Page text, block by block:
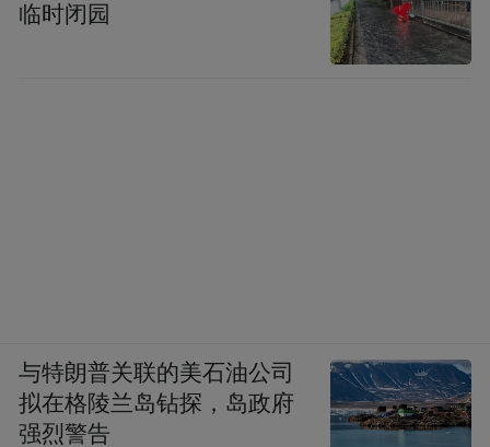
临时闭园
与特朗普关联的美石油公司
拟在格陵兰岛钻探，岛政府
强烈警告